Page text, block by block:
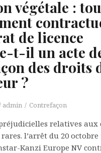
végétale :
de licence
t-il un acte
des droits
?
admin Contrefaçon
relatives aux
l’arrêt du 20 octobre
Kanzi Europe NV